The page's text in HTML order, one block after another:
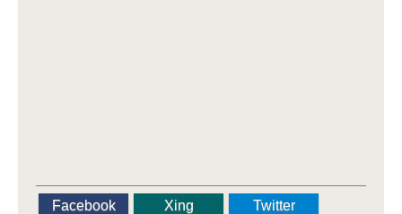
Facebook Xing
Twitter